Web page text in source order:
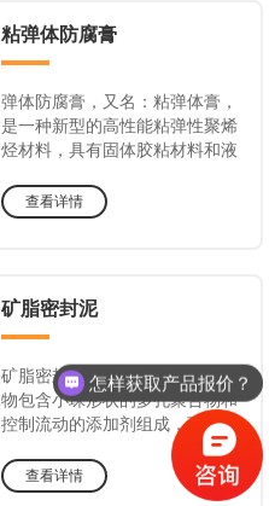
粘弹体防腐膏
弹体防腐膏，又名：粘弹体膏，
是一种新型的高性能粘弹性聚烯
烃材料，具有固体胶粘材料和液
查看详情
矿脂密封泥
矿脂密封泥是一种石油碳氢化合
物包含小珠形状的多孔聚合物和
控制流动的添加剂组成，可以塑
成一个合适的轮廓来缠绕防腐带
可以在一个相当宽广的温度范围
内保持可塑性，既不会硬化、也
查看详情
怎样获取产品报价？